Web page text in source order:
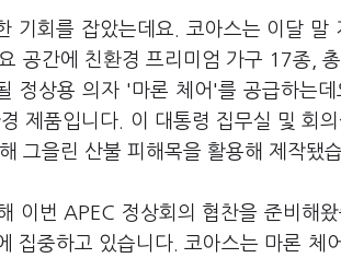
기회를 잡았는데요. 코아스는 이달 말
공간에 친환경 프리미엄 가구 17종,
정상용 의자 '마론 체어'를 공급하는데
제품입니다. 이 대통령 집무실 및 회
그을린 산불 피해목을 활용해 제작됐
이번 APEC 정상회의 협찬을 준비해
집중하고 있습니다. 코아스는 마론 체